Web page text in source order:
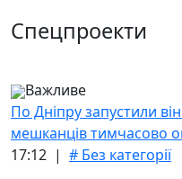
Спецпроекти
Важливе
По Дніпру запустили
мешканців тимчасово
17:12 | # Без категорії